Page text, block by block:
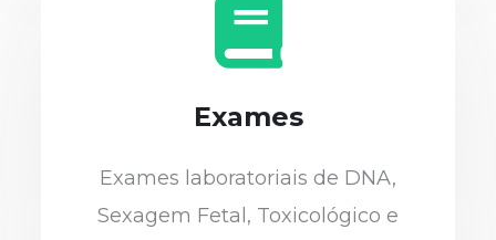
Exames
Exames laboratoriais de DNA,
Sexagem Fetal, Toxicológico e